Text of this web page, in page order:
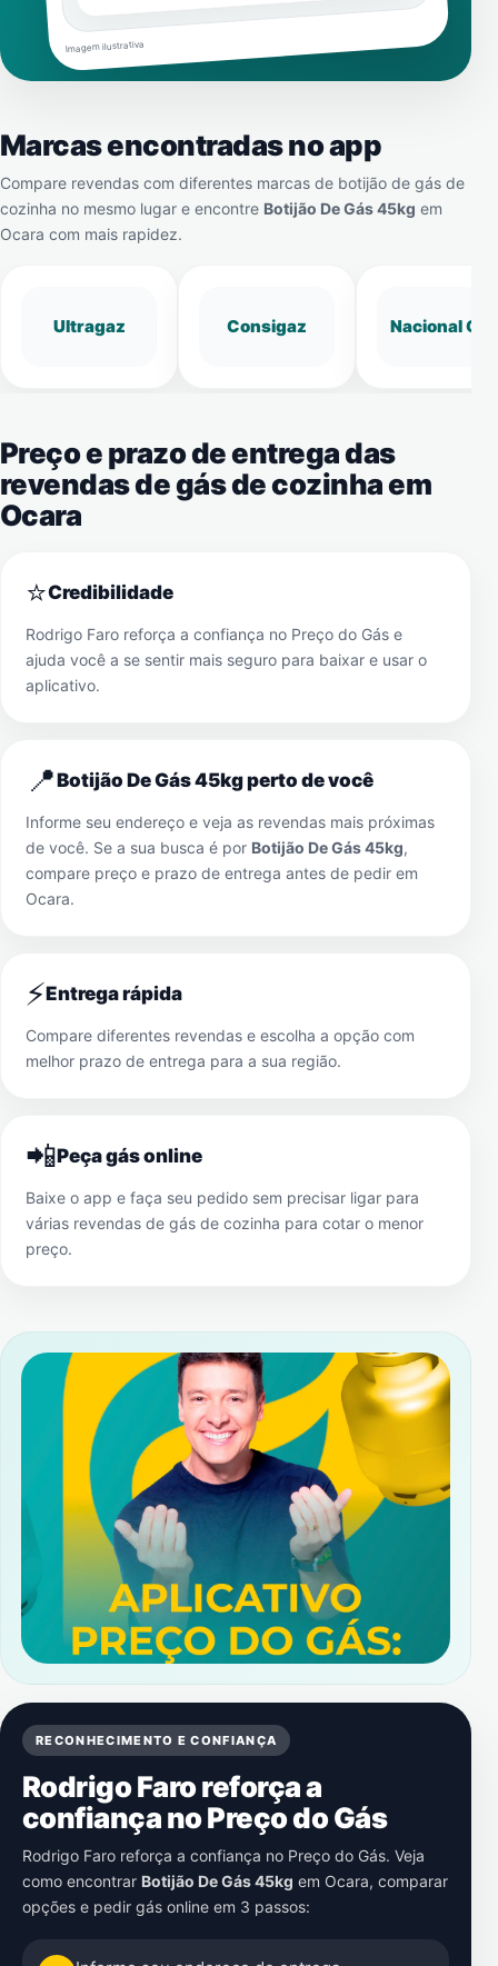
Imagem ilustrativa
Marcas encontradas no app
Compare revendas com diferentes marcas de botijão de gás de
cozinha no mesmo lugar e encontre Botijão De Gás 45kg em
Ocara com mais rapidez.
Ultragaz Consigaz Nacional Gás
Preço e prazo de entrega das
revendas de gás de cozinha em
Ocara
⭐Credibilidade
Rodrigo Faro reforça a confiança no Preço do Gás e
ajuda você a se sentir mais seguro para baixar e usar o
aplicativo.
📍Botijão De Gás 45kg perto de você
Informe seu endereço e veja as revendas mais próximas
de você. Se a sua busca é por Botijão De Gás 45kg,
compare preço e prazo de entrega antes de pedir em
Ocara.
⚡Entrega rápida
Compare diferentes revendas e escolha a opção com
melhor prazo de entrega para a sua região.
📲Peça gás online
Baixe o app e faça seu pedido sem precisar ligar para
várias revendas de gás de cozinha para cotar o menor
preço.
RECONHECIMENTO E CONFIANÇA
Rodrigo Faro reforça a
confiança no Preço do Gás
Rodrigo Faro reforça a confiança no Preço do Gás. Veja
como encontrar Botijão De Gás 45kg em Ocara, comparar
opções e pedir gás online em 3 passos: